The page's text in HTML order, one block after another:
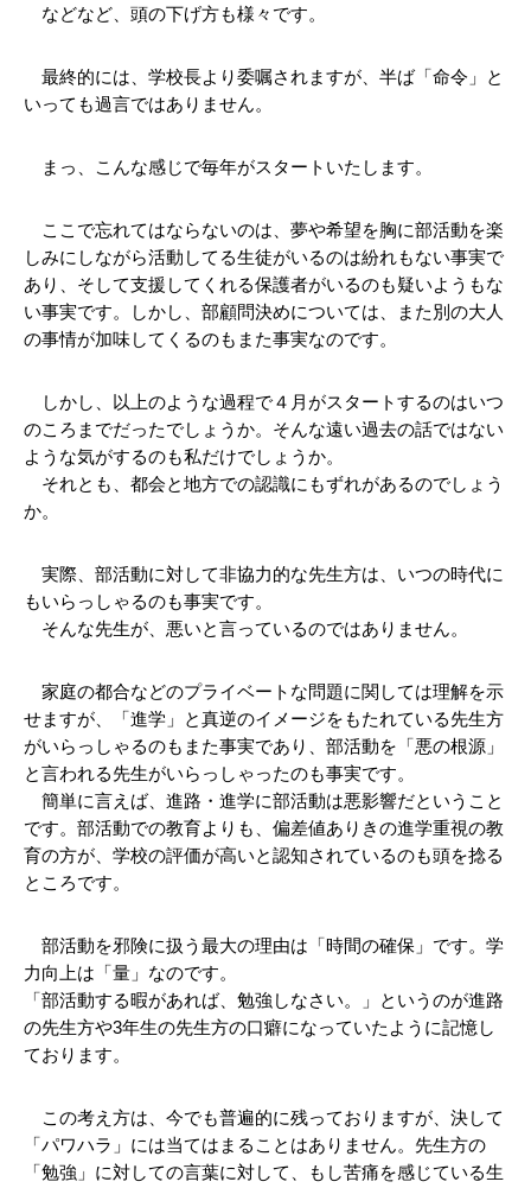
などなど、頭の下げ方も様々です。
最終的には、学校長より委嘱されますが、半ば「命令」と
いっても過言ではありません。
まっ、こんな感じで毎年がスタートいたします。
ここで忘れてはならないのは、夢や希望を胸に部活動を楽
しみにしながら活動してる生徒がいるのは紛れもない事実で
あり、そして支援してくれる保護者がいるのも疑いようもな
い事実です。しかし、 部顧問決めについては、また別の大人
の事情が加味してくるのもまた事実なのです。
しかし、以上のような過程で４月がスタートするのはいつ
のころまでだったでしょうか。そんな遠い過去の話ではない
ような気がするのも私だけでしょうか。
それとも、都会と地方での認識にもずれがあるのでしょう
か。
実際、部活動に対して非協力的な先生方は、いつの時代に
もいらっしゃるのも事実です。
そんな先生が、悪いと言っているのではありません。
家庭の都合などのプライベートな問題に関しては理解を示
せますが、「進学」と真逆のイメージをもたれている先生方
がいらっしゃるのもまた事実であり、 部活動を「悪の根源」
と言われる先生がいらっしゃったのも事実です。
簡単に言えば、進路・進学に部活動は悪影響だということ
です。部活動での教育よりも、偏差値ありきの進学重視の教
育の方が、学校の評価が高いと認知されているのも頭を捻る
ところです。
部活動を邪険に扱う最大の理由は「時間の確保」です。学
力向上は「量」なのです。
「部活動する暇があれば、勉強しなさい。」というのが進路
の先生方や3年生の先生方の口癖になっていたように記憶し
ております。
この考え方は、今でも普遍的に残っておりますが、決して
「パワハラ」には当てはまることはありません。先生方の
「勉強」に対しての言葉に対して、もし苦痛を感じている生